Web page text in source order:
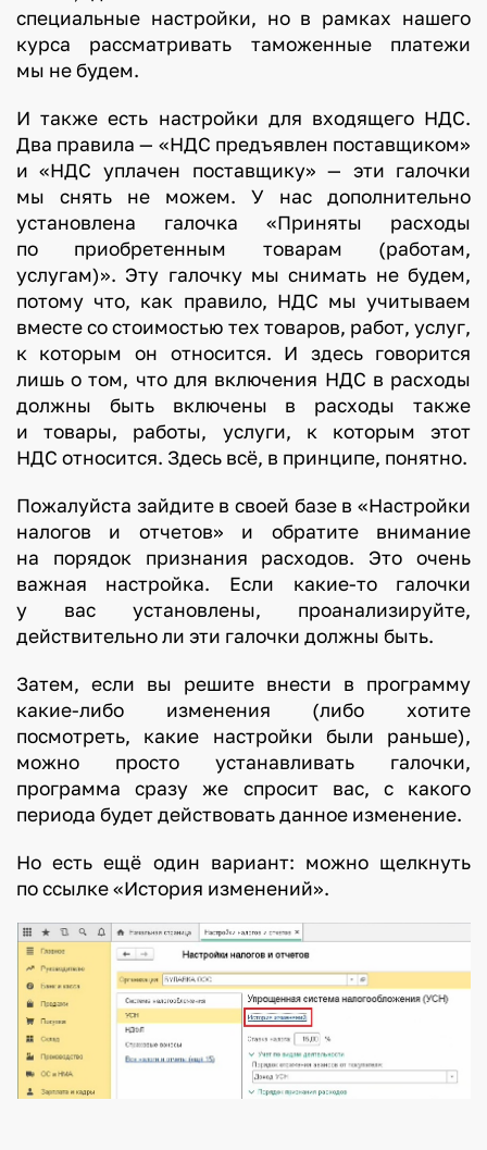
специальные настройки, но в рамках нашего
курса рассматривать таможенные платежи
мы не будем.
И также есть настройки для входящего НДС.
Два правила — «НДС предъявлен поставщиком»
и «НДС уплачен поставщику» — эти галочки
мы снять не можем. У нас дополнительно
установлена галочка «Приняты расходы
по приобретенным товарам (работам,
услугам)». Эту галочку мы снимать не будем,
потому что, как правило, НДС мы учитываем
вместе со стоимостью тех товаров, работ, услуг,
к которым он относится. И здесь говорится
лишь о том, что для включения НДС в расходы
должны быть включены в расходы также
и товары, работы, услуги, к которым этот
НДС относится. Здесь всё, в принципе, понятно.
Пожалуйста зайдите в своей базе в «Настройки
налогов и отчетов» и обратите внимание
на порядок признания расходов. Это очень
важная настройка. Если какие-то галочки
у вас установлены, проанализируйте,
действительно ли эти галочки должны быть.
Затем, если вы решите внести в программу
какие-либо изменения (либо хотите
посмотреть, какие настройки были раньше),
можно просто устанавливать галочки,
программа сразу же спросит вас, с какого
периода будет действовать данное изменение.
Но есть ещё один вариант: можно щелкнуть
по ссылке «История изменений».